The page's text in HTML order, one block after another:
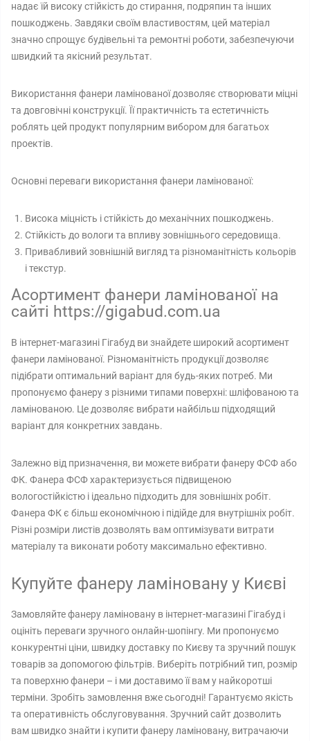
надає їй високу стійкість до стирання, подряпин та інших
пошкоджень. Завдяки своїм властивостям, цей матеріал
значно спрощує будівельні та ремонтні роботи, забезпечуючи
швидкий та якісний результат.
Використання фанери ламінованої дозволяє створювати міцні
та довговічні конструкції. Її практичність та естетичність
роблять цей продукт популярним вибором для багатьох
проектів.
Основні переваги використання фанери ламінованої:
Висока міцність і стійкість до механічних пошкоджень.
Стійкість до вологи та впливу зовнішнього середовища.
Привабливий зовнішній вигляд та різноманітність кольорів
і текстур.
Асортимент фанери ламінованої на
сайті https://gigabud.com.ua
В інтернет-магазині Гігабуд ви знайдете широкий асортимент
фанери ламінованої. Різноманітність продукції дозволяє
підібрати оптимальний варіант для будь-яких потреб. Ми
пропонуємо фанеру з різними типами поверхні: шліфованою та
ламінованою. Це дозволяє вибрати найбільш підходящий
варіант для конкретних завдань.
Залежно від призначення, ви можете вибрати фанеру ФСФ або
ФК. Фанера ФСФ характеризується підвищеною
вологостійкістю і ідеально підходить для зовнішніх робіт.
Фанера ФК є більш економічною і підійде для внутрішніх робіт.
Різні розміри листів дозволять вам оптимізувати витрати
матеріалу та виконати роботу максимально ефективно.
Купуйте фанеру ламіновану у Києві
Замовляйте фанеру ламіновану в інтернет-магазині Гігабуд і
оцініть переваги зручного онлайн-шопінгу. Ми пропонуємо
конкурентні ціни, швидку доставку по Києву та зручний пошук
товарів за допомогою фільтрів. Виберіть потрібний тип, розмір
та поверхню фанери – і ми доставимо її вам у найкоротші
терміни. Зробіть замовлення вже сьогодні! Гарантуємо якість
та оперативність обслуговування. Зручний сайт дозволить
вам швидко знайти і купити фанеру ламіновану, витрачаючи